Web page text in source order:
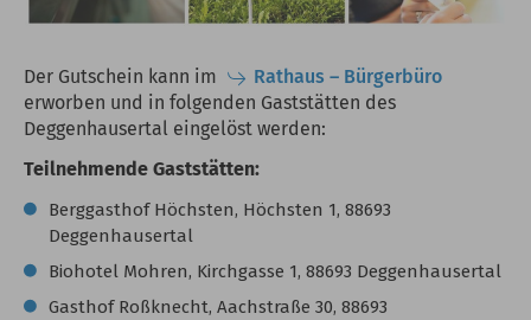
Der Gutschein kann im
Rathaus – Bürgerbüro
erworben und in folgenden Gaststätten des
Deggenhausertal eingelöst werden:
Teilnehmende Gaststätten:
Berggasthof Höchsten, Höchsten 1, 88693
Deggenhausertal
Biohotel Mohren, Kirchgasse 1, 88693 Deggenhausertal
Gasthof Roßknecht, Aachstraße 30, 88693